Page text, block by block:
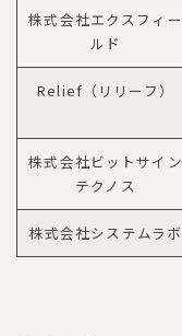
株式会社エクスフィー
ルド
Relief（リリーフ）
株式会社ビットサイン
テクノス
株式会社システムラボ